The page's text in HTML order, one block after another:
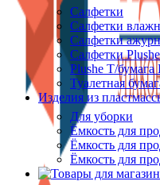
Салфетки
Салфетки
Салфетки
Салфетки Plushe
Plushe Т/
Туалетная
Изделия из
Для уборки
Ёмкость для
Ёмкость для
Ёмкость для